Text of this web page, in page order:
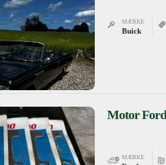
MÆRKE
Buick
Motor
MÆRKE